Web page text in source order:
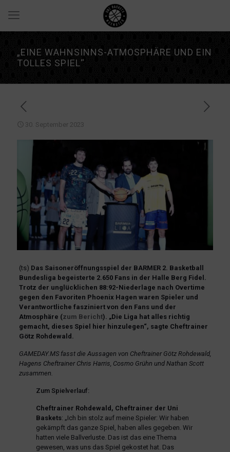
„EINE WAHNSINNS-ATMOSPHÄRE UND EIN
TOLLES SPIEL“
30. September 2023
(ts) Das Saisoneröffnungsspiel der BARMER 2. Basketball
Bundesliga begeisterte 2.650 Fans in der Halle Berg Fidel.
Trotz der unglücklichen 88:92-Niederlage nach Overtime
gegen den Favoriten Phoenix Hagen waren Spieler und
Verantwortliche fasziniert von den Fans und der
Atmosphäre (zum Bericht). „Die Liga hat alles richtig
gemacht, dieses Spiel hier hinzulegen“, sagte Cheftrainer
Götz Rohdewald.
GAMEDAY.MS fasst die Aussagen von Cheftrainer Götz Rohdewald,
Hagens Cheftrainer Chris Harris, Cosmo Grühn und Nathan Scott
zusammen.
Zum Spielverlauf:
Cheftrainer Rohdewald, Cheftrainer der Uni
Baskets: „Ich bin stolz auf meine Spieler: Wir haben
gekämpft das ganze Spiel, haben alles gegeben. Wir
hatten viele Ballverluste. Das ist das eine Thema
gewesen, was uns das Spiel gekostet hat. Das